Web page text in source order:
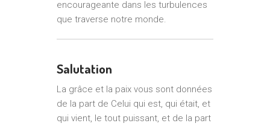
encourageante dans les turbulences
que traverse notre monde.
Salutation
La grâce et la paix vous sont données
de la part de Celui qui est, qui était, et
qui vient, le tout puissant, et de la part